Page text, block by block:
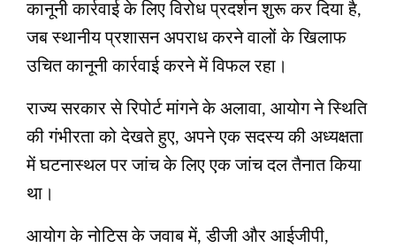
कानूनी कार्रवाई के लिए विरोध प्रदर्शन शुरू कर दिया है,
जब स्थानीय प्रशासन अपराध करने वालों के खिलाफ
उचित कानूनी कार्रवाई करने में विफल रहा।
राज्य सरकार से रिपोर्ट मांगने के अलावा, आयोग ने स्थिति
की गंभीरता को देखते हुए, अपने एक सदस्य की अध्यक्षता
में घटनास्‍थल पर जांच के लिए एक जांच दल तैनात किया
था।
आयोग के नोटिस के जवाब में, डीजी और आईजीपी,